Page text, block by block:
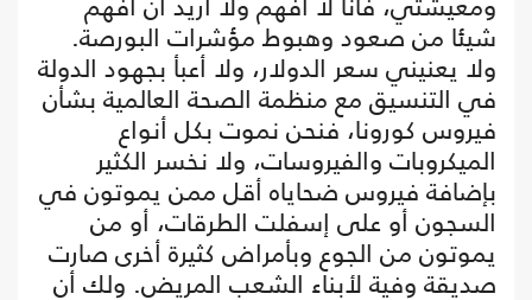
شيئا من صعود وهبوط مؤشرات البورصة.
ولا يعنيني سعر الدولار، ولا أعبأ بجهود الدولة
في التنسيق مع منظمة الصحة العالمية بشأن
فيروس كورونا، فنحن نموت بكل أنواع
الميكروبات والفيروسات، ولا نخسر الكثير
بإضافة فيروس ضحاياه أقل ممن يموتون في
السجون أو على إسفلت الطرقات، أو من
يموتون من الجوع وبأمراض كثيرة أخرى صارت
صديقة وفية لأبناء الشعب المريض. ولك أن